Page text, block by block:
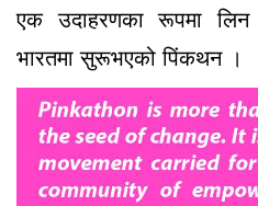
एक उदाहरणका रूपमा
भारतमा सुरूभएको पिंकथन ।